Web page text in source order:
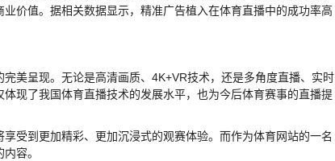
价值。据相关数据显示，精准广告植入在体育直播中的成功率高
美呈现。无论是高清画质、4K+VR技术，还是多角度直播、实时
现了我国体育直播技术的发展水平，也为今后体育赛事的直播提
受到更加精彩、更加沉浸式的观赛体验。而作为体育网站的一名
容。